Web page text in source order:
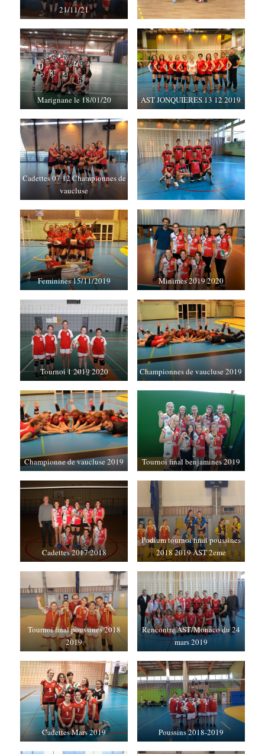
21/11/21
Marignane le 18/01/20 AST JONQUIERES 13 12 2019
Cadettes 07 12 Championnes de
vaucluse
Feminines 15/11/2019 Minimes 2019 2020
Tournoi 1 2019 2020 Championnes de vaucluse 2019
Championne de vaucluse 2019 Tournoi final benjamines 2019
Cadettes 2017 2018
Podium tournoi final poussines
2018 2019 AST 2eme
Tournoi final poussines 2018
2019
Rencontre AST/Monaco du 24
mars 2019
Cadettes Mars 2019 Poussins 2018-2019